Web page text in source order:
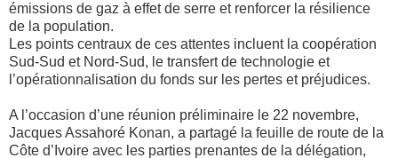
émissions de gaz à effet de serre et renforcer la résilience
de la population.
Les points centraux de ces attentes incluent la coopération
Sud-Sud et Nord-Sud, le transfert de technologie et
l’opérationnalisation du fonds sur les pertes et préjudices.
A l’occasion d’une réunion préliminaire le 22 novembre,
Jacques Assahoré Konan, a partagé la feuille de route de la
Côte d’Ivoire avec les parties prenantes de la délégation,